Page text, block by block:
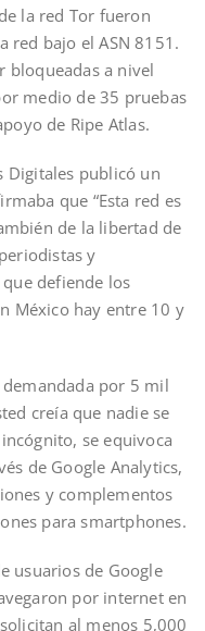
la red Tor fueron
red bajo el ASN 8151.
bloqueadas a nivel
medio de 35 pruebas
de Ripe Atlas.
Digitales publicó un
que “Esta red es
de la libertad de
y
defiende los
México hay entre 10 y
por 5 mil
creía que nadie se
se equivoca
de Google Analytics,
y complementos
para smartphones.
usuarios de Google
por internet en
al menos 5,000